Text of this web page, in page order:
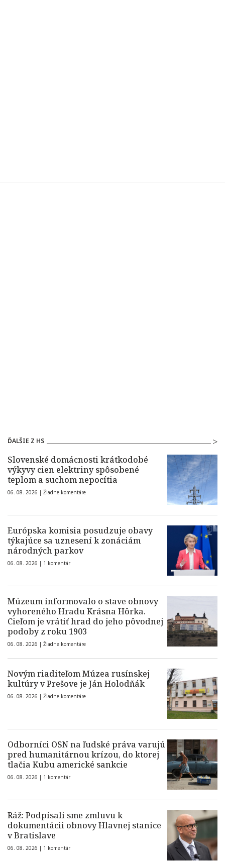
ĎALŠIE Z HS
Slovenské domácnosti krátkodobé
výkyvy cien elektriny spôsobené
teplom a suchom nepocítia
06. 08. 2026 | Žiadne komentáre
Európska komisia posudzuje obavy
týkajúce sa uznesení k zonáciám
národných parkov
06. 08. 2026 | 1 komentár
Múzeum informovalo o stave obnovy
vyhoreného Hradu Krásna Hôrka.
Cieľom je vrátiť hrad do jeho pôvodnej
podoby z roku 1903
06. 08. 2026 | Žiadne komentáre
Novým riaditeľom Múzea rusínskej
kultúry v Prešove je Ján Holodňák
06. 08. 2026 | Žiadne komentáre
Odborníci OSN na ľudské práva varujú
pred humanitárnou krízou, do ktorej
tlačia Kubu americké sankcie
06. 08. 2026 | 1 komentár
Ráž: Podpísali sme zmluvu k
dokumentácii obnovy Hlavnej stanice
v Bratislave
06. 08. 2026 | 1 komentár